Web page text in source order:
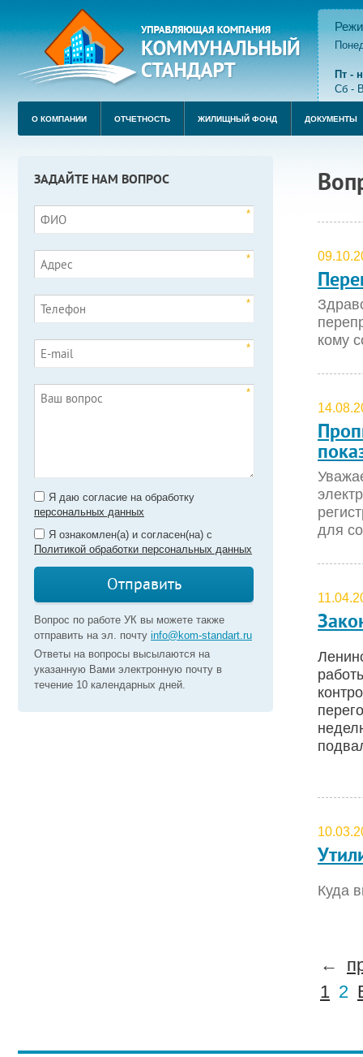
Пт -
Сб -
О КОМПАНИИ ОТЧЕТНОСТЬ ЖИЛИЩНЫЙ ФОНД ДОКУМЕНТЫ
кому
для
Куда
←
1 2
ЗАДАЙТЕ НАМ ВОПРОС
*
*
*
*
*
Я даю согласие на обработку
персональных данных
Я ознакомлен(а) и согласен(на) с
Политикой обработки персональных данных
Отправить
Вопрос по работе УК вы можете также
отправить на эл. почту info@kom-standart.ru
Ответы на вопросы высылаются на
указанную Вами электронную почту в
течение 10 календарных дней.